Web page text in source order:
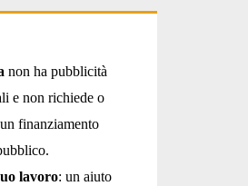
non ha pubblicità
e non richiede o
finanziamento
lavoro: un aiuto